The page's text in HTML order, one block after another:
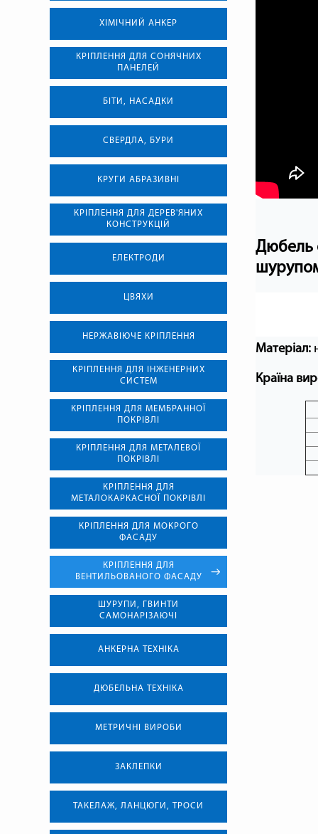
ХІМІЧНИЙ АНКЕР
КРІПЛЕННЯ ДЛЯ СОНЯЧНИХ
ПАНЕЛЕЙ
БІТИ, НАСАДКИ
СВЕРДЛА, БУРИ
КРУГИ АБРАЗИВНІ
КРІПЛЕННЯ ДЛЯ ДЕРЕВ'ЯНИХ
КОНСТРУКЦІЙ
ЕЛЕКТРОДИ
ЦВЯХИ
НЕРЖАВІЮЧЕ КРІПЛЕННЯ
КРІПЛЕННЯ ДЛЯ ІНЖЕНЕРНИХ
СИСТЕМ
КРІПЛЕННЯ ДЛЯ МЕМБРАННОЇ
ПОКРІВЛІ
КРІПЛЕННЯ ДЛЯ МЕТАЛЕВОЇ
ПОКРІВЛІ
КРІПЛЕННЯ ДЛЯ
МЕТАЛОКАРКАСНОЇ ПОКРІВЛІ
КРІПЛЕННЯ ДЛЯ МОКРОГО
ФАСАДУ
КРІПЛЕННЯ ДЛЯ
ВЕНТИЛЬОВАНОГО ФАСАДУ
ШУРУПИ, ГВИНТИ
САМОНАРІЗАЮЧІ
АНКЕРНА ТЕХНIКА
ДЮБЕЛЬНА ТЕХНІКА
МЕТРИЧНІ ВИРОБИ
ЗАКЛЕПКИ
ТАКЕЛАЖ, ЛАНЦЮГИ, ТРОСИ
Дюбель
Матеріал:
Країна